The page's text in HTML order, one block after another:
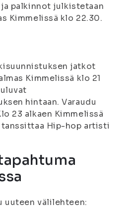
palkinnot julkistetaan
Kimmelissä klo 22.30.
jatkot
Kimmelissä klo 21
hintaan. Varaudu
23 alkaen Kimmelissä
tanssittaa Hip-hop artisti
uuteen välilehteen: